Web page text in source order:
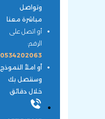
وتواصل
مباشرة معنا
أو اتصل على
الرقم:
0534202063
أو املأ النموذج
وسنتصل بك
خلال دقائق